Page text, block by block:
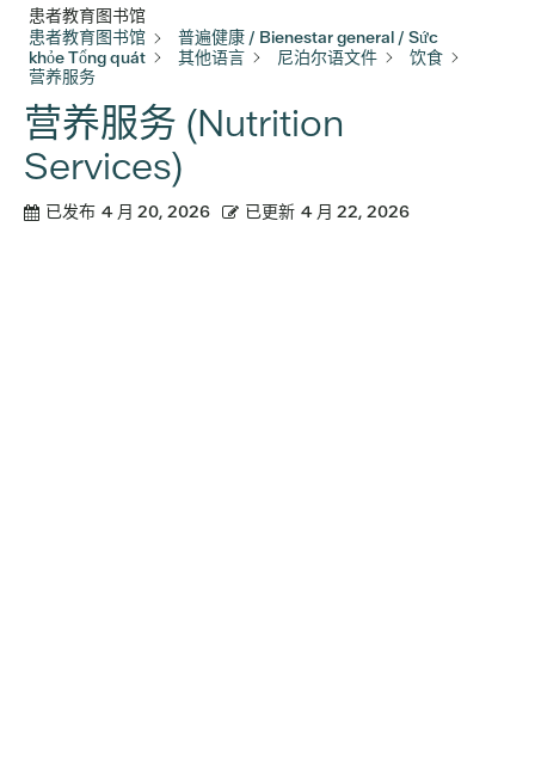
患者教育图书馆
患者教育图书馆
普遍健康 / Bienestar general / Sức
khỏe Tổng quát
其他语言 尼泊尔语文件
饮食
营养服务
营养服务 (Nutrition
Services)
已发布 4 月 20, 2026 已更新 4 月 22, 2026